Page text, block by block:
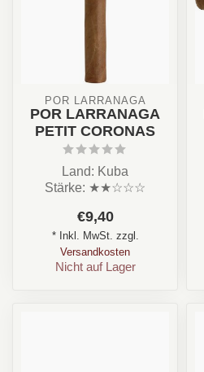
POR LARRAÑAGA
POR LARRANAGA
PETIT CORONAS
Land: Kuba
Stärke: ★★☆☆☆
Format:Mareva/ Longfiller
Rauc...
€9,40
* Inkl. MwSt. zzgl.
Versandkosten
Nicht auf Lager